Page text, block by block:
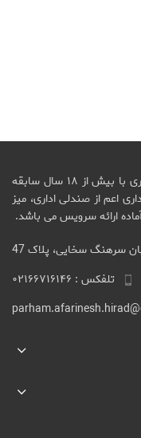
گروه صنعتی هیراد طراح اختصاصی مبلمان اداری با بیش از ۱۸ سال سابقه
اعم از صندلی اداری، میز
ارائه سرویس می باشد.
سرهنگ سخایی، پلاک 47
تلفکس : ۰۲۱۶۶۷۱۶۱۴۶